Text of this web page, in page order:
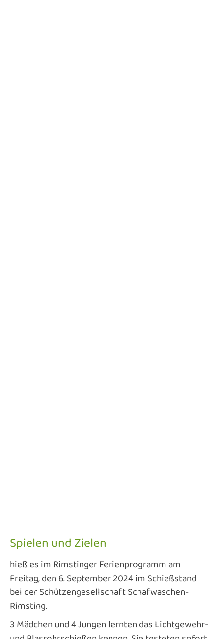
Spielen und Zielen
hieß es im Rimstinger Ferienprogramm am
Freitag, den 6. September 2024 im Schießstand
bei der Schützengesellschaft Schafwaschen-
Rimsting.
3 Mädchen und 4 Jungen lernten das Lichtgewehr-